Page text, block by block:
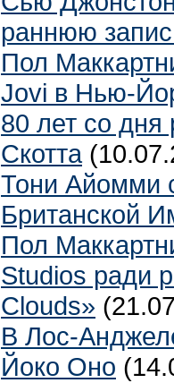
раннюю
Пол
Jovi в Нью-
80 лет со
Скотта
Тони Айомми
Британской
Пол
Studios ради
Clouds»
В Лос-
Йоко Оно